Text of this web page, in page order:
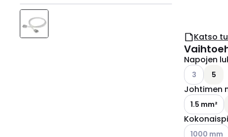
Katso
Napojen
Katso
3 5
Johtimen
1.5 mm²
Katso
1000 mm